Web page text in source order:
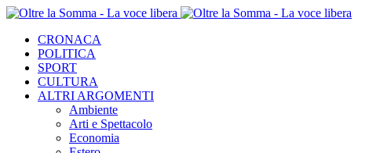
CRONACA
POLITICA
SPORT
CULTURA
ALTRI ARGOMENTI
Ambiente
Arti e Spettacolo
Economia